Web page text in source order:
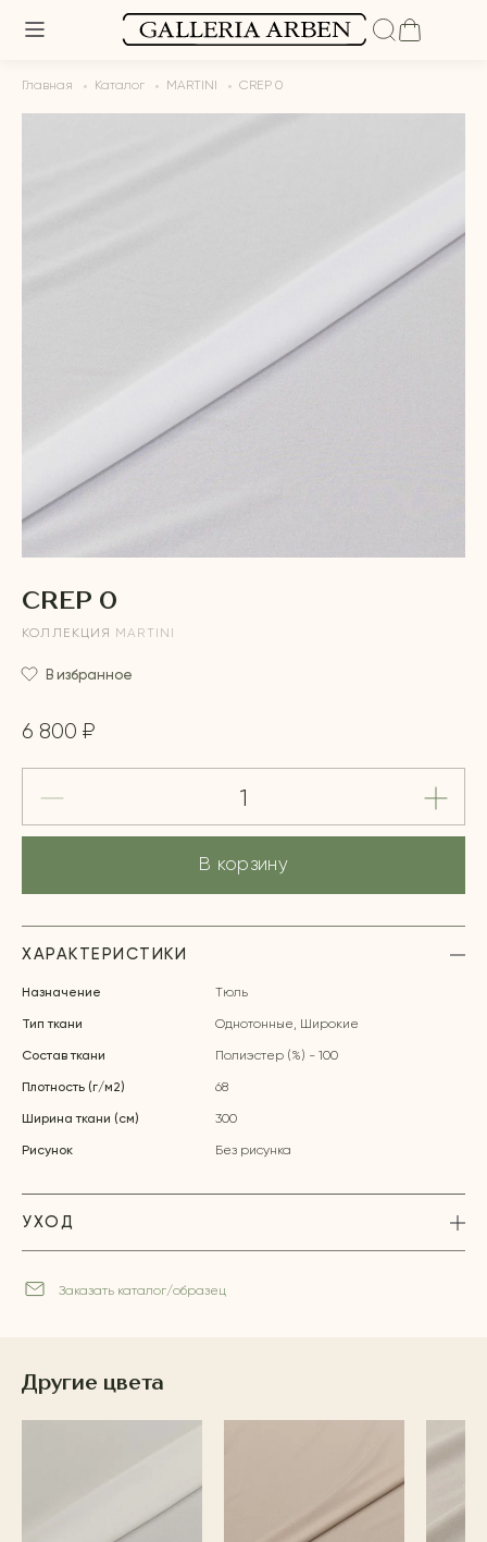
Главная Каталог MARTINI CREP 0
CREP 0
КОЛЛЕКЦИЯ MARTINI
В избранное
6 800 ₽
В корзину
ХАРАКТЕРИСТИКИ
Назначение Тюль
Тип ткани Однотонные, Широкие
Состав ткани Полиэстер (%) - 100
Плотность (г/м2) 68
Ширина ткани (см) 300
Рисунок Без рисунка
УХОД
Заказать каталог/образец
Другие цвета